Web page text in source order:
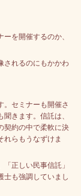
を開催するのか、
されるのにもかかわ
セミナーも開催さ
きます。 信託は、
契約の中で柔軟に決
れらもうなずけま
正しい民事信託」
士も強調していまし